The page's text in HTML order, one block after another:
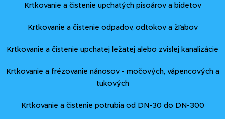
Krtkovanie a čistenie upchatých pisoárov a bidetov
Krtkovanie a čistenie odpadov, odtokov a žľabov
Krtkovanie a čistenie upchatej ležatej alebo zvislej kanalizácie
Krtkovanie a frézovanie nánosov - močových, vápencových a
tukových
Krtkovanie a čistenie potrubia od DN-30 do DN-300